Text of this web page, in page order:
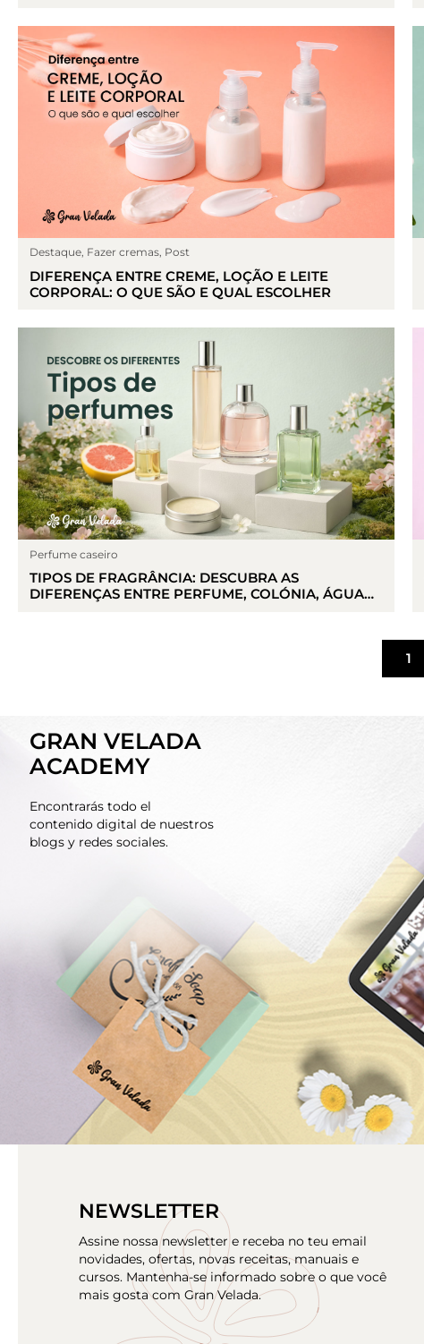
Destaque, Fazer cremas, Post
DIFERENÇA ENTRE CREME, LOÇÃO E LEITE
CORPORAL: O QUE SÃO E QUAL ESCOLHER
Perfume caseiro
TIPOS DE FRAGRÂNCIA: DESCUBRA AS
DIFERENÇAS ENTRE PERFUME, COLÓNIA, ÁGUA
1
GRAN VELADA
ACADEMY
Encontrarás todo el
contenido digital de nuestros
blogs y redes sociales.
BLOG GRAN VELADA HACER CREMAS
NEWSLETTER
Assine nossa newsletter e receba no teu email
novidades, ofertas, novas receitas, manuais e
cursos. Mantenha-se informado sobre o que você
mais gosta com Gran Velada.